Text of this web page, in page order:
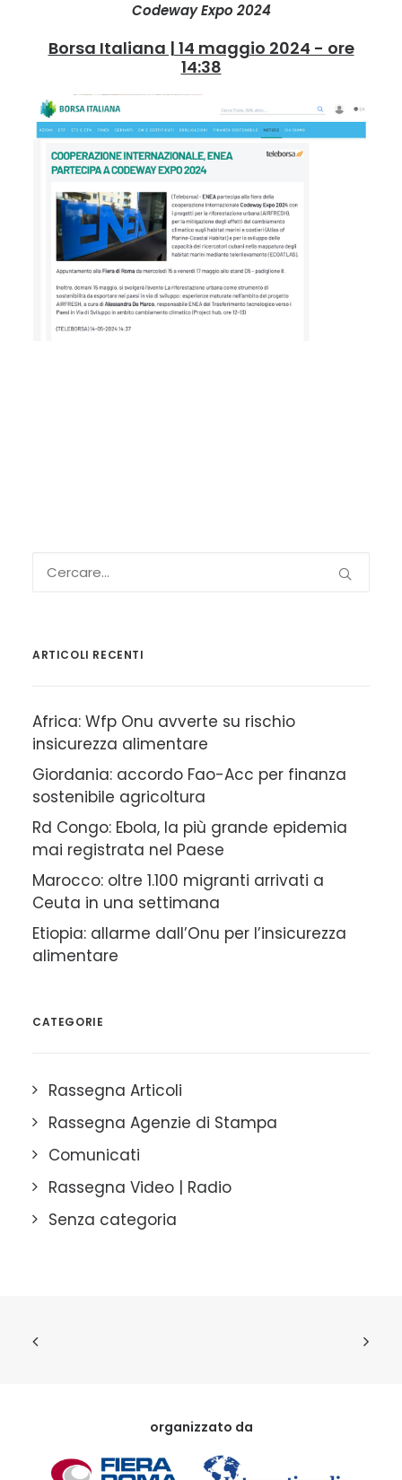
Codeway Expo 2024
Borsa Italiana | 14 maggio 2024 - ore
14:38
ARTICOLI RECENTI
Africa: Wfp Onu avverte su rischio
insicurezza alimentare
Giordania: accordo Fao-Acc per finanza
sostenibile agricoltura
Rd Congo: Ebola, la più grande epidemia
mai registrata nel Paese
Marocco: oltre 1.100 migranti arrivati a
Ceuta in una settimana
Etiopia: allarme dall’Onu per l’insicurezza
alimentare
CATEGORIE
Rassegna Articoli
Rassegna Agenzie di Stampa
Comunicati
Rassegna Video | Radio
Senza categoria
organizzato da